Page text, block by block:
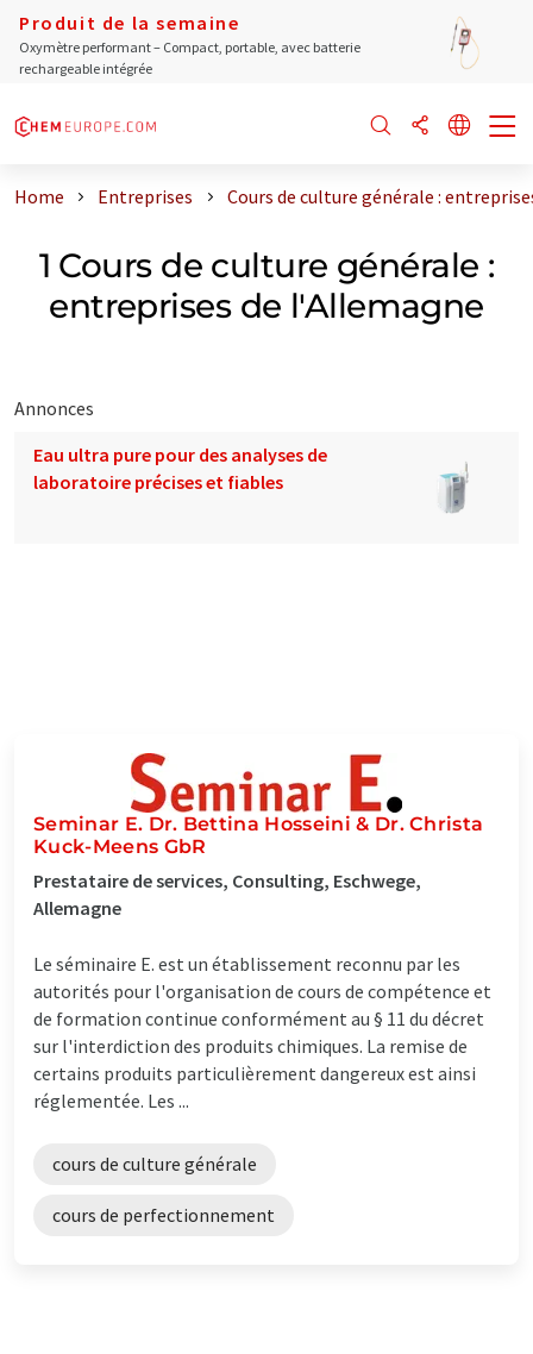
Produit de la semaine
Oxymètre performant – Compact, portable, avec batterie
rechargeable intégrée
Home Entreprises Cours de culture générale :
1 Cours de culture générale :
entreprises de l'Allemagne
Annonces
Eau ultra pure pour des analyses de
laboratoire précises et fiables
Seminar E. Dr. Bettina Hosseini & Dr. Christa
Kuck-Meens GbR
Prestataire de services, Consulting, Eschwege,
Allemagne
Le séminaire E. est un établissement reconnu par les
autorités pour l'organisation de cours de compétence et
de formation continue conformément au § 11 du décret
sur l'interdiction des produits chimiques. La remise de
certains produits particulièrement dangereux est ainsi
réglementée. Les ...
cours de culture générale
cours de perfectionnement